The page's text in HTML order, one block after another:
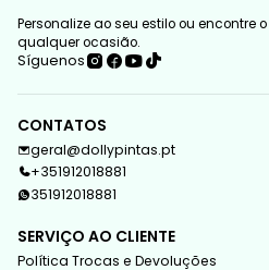
Personalize ao seu estilo ou encontre
qualquer ocasião.
Síguenos
CONTATOS
geral@dollypintas.pt
+351912018881
351912018881
SERVIÇO AO CLIENTE
Política Trocas e Devoluções